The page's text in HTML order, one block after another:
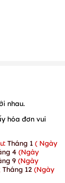
nhau.
hóa đơn vui
Tháng 1 ( Ngày
4 (Ngày
9 (Ngày
Tháng 12 (Ngày